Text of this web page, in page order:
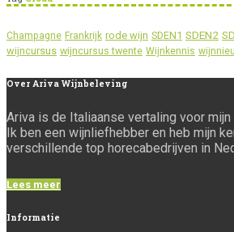
Champagne Frankrijk rode wijn SDEN1 SDEN2
wijncursus wijncursus twente Wijnkennis
Over Ariva Wijnbeleving
Ariva is de Italiaanse vertaling voor mijn
Ik ben een wijnliefhebber en heb mijn
verschillende top horecabedrijven in
Lees meer
Informatie